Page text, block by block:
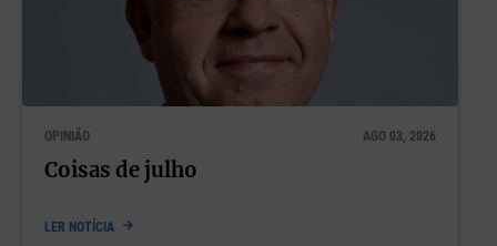
OPINIÃO AGO 03, 2026
Coisas de julho
LER NOTÍCIA